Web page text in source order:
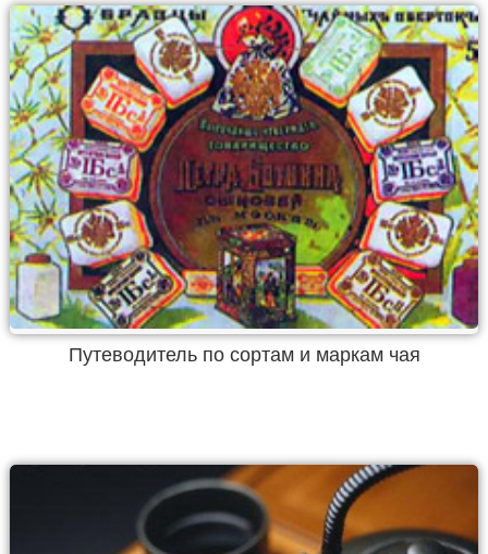
Путеводитель по сортам и маркам чая